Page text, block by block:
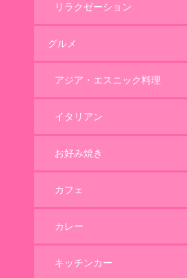
リラクゼーション
グルメ
アジア・エスニック料理
イタリアン
お好み焼き
カフェ
カレー
キッチンカー